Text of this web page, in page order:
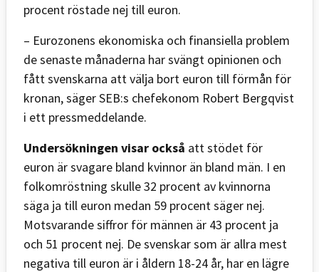
procent röstade nej till euron.
– Eurozonens ekonomiska och finansiella problem
de senaste månaderna har svängt opinionen och
fått svenskarna att välja bort euron till förmån för
kronan, säger SEB:s chefekonom Robert Bergqvist
i ett pressmeddelande.
Undersökningen visar också att stödet för
euron är svagare bland kvinnor än bland män. I en
folkomröstning skulle 32 procent av kvinnorna
säga ja till euron medan 59 procent säger nej.
Motsvarande siffror för männen är 43 procent ja
och 51 procent nej. De svenskar som är allra mest
negativa till euron är i åldern 18-24 år, har en lägre